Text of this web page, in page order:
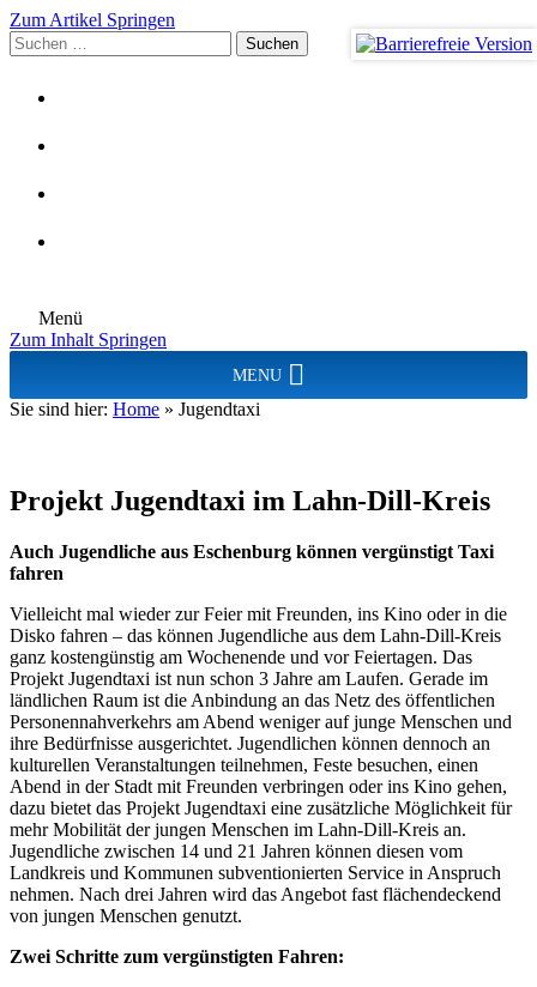
Zum Artikel Springen
Suchen
nach:
Menü
Zum Inhalt Springen
MENU
Sie sind hier: Home » Jugendtaxi
Projekt Jugendtaxi im Lahn-Dill-Kreis
Auch Jugendliche aus Eschenburg können vergünstigt Taxi
fahren
Vielleicht mal wieder zur Feier mit Freunden, ins Kino oder in die
Disko fahren – das können Jugendliche aus dem Lahn-Dill-Kreis
ganz kostengünstig am Wochenende und vor Feiertagen. Das
Projekt Jugendtaxi ist nun schon 3 Jahre am Laufen. Gerade im
ländlichen Raum ist die Anbindung an das Netz des öffentlichen
Personennahverkehrs am Abend weniger auf junge Menschen und
ihre Bedürfnisse ausgerichtet. Jugendlichen können dennoch an
kulturellen Veranstaltungen teilnehmen, Feste besuchen, einen
Abend in der Stadt mit Freunden verbringen oder ins Kino gehen,
dazu bietet das Projekt Jugendtaxi eine zusätzliche Möglichkeit für
mehr Mobilität der jungen Menschen im Lahn-Dill-Kreis an.
Jugendliche zwischen 14 und 21 Jahren können diesen vom
Landkreis und Kommunen subventionierten Service in Anspruch
nehmen. Nach drei Jahren wird das Angebot fast flächendeckend
von jungen Menschen genutzt.
Zwei Schritte zum vergünstigten Fahren: